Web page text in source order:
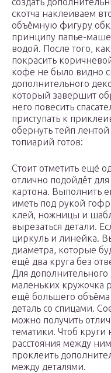
скотча наклеиваем
объёмную фигуру
принципу папье-
водой. После того,
покрасить
кофе не было видно
дополнительного
который завершит
него повесить
приступать к
обернуть тейп
топиарий готов:
Стоит отметить ещё
отлично подойдёт
картона. Выполнить
иметь под рукой
клей, ножницы и
вырезаться детали.
циркуль и линейка.
диаметра, которые
ещё два круга без
Для
маленьких кружочка
ещё большего
деталь со спицами.
можно получить
тематики. Чтоб круги
расстояния между
проклеить
между деталями.